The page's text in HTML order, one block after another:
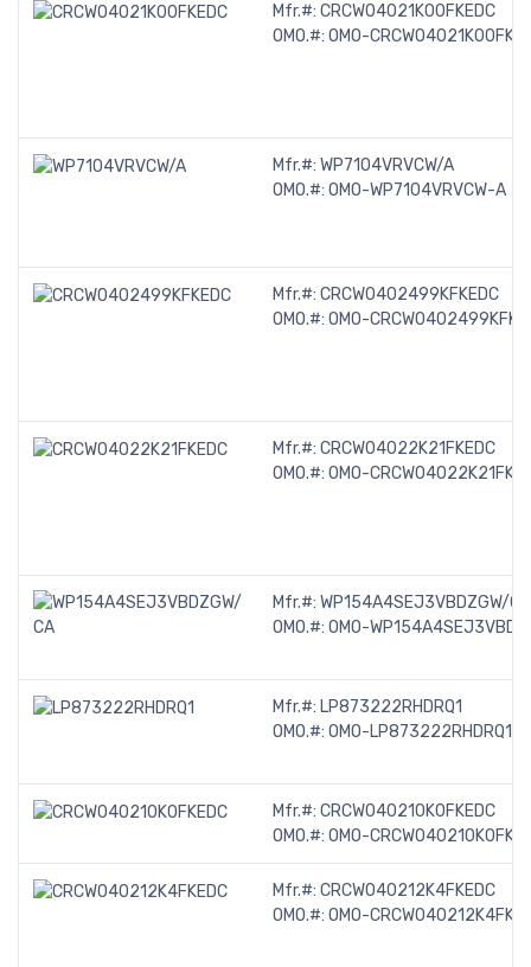
Mfr.#: CRCW04021K00FKEDC
OMO.#: OMO-
Mfr.#: WP7104VRVCW/A
OMO.#: OMO-WP7104VRVCW-A
Mfr.#: CRCW0402499KFKEDC
OMO.#: OMO-
Mfr.#: CRCW04022K21FKEDC
OMO.#: OMO-
Mfr.#: WP154A4SEJ3VBDZGW/CA
OMO.#: OMO-
Mfr.#: LP873222RHDRQ1
OMO.#: OMO-LP873222RHDRQ1-
Mfr.#: CRCW040210K0FKEDC
OMO.#: OMO-
Mfr.#: CRCW040212K4FKEDC
OMO.#: OMO-